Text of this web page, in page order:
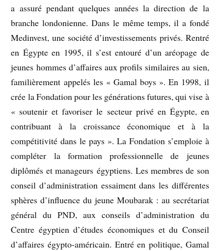
a assuré pendant quelques années la direction de la
branche londonienne. Dans le même temps, il a fondé
Medinvest, une société d’investissements privés. Rentré
en Égypte en 1995, il s’est entouré d’un aréopage de
jeunes hommes d’affaires aux profils similaires au sien,
familièrement appelés les « Gamal boys ». En 1998, il
crée la Fondation pour les générations futures, qui vise à
« soutenir et favoriser le secteur privé en Égypte, en
contribuant à la croissance économique et à la
compétitivité dans le pays ». La Fondation s’emploie à
compléter la formation professionnelle de jeunes
diplômés et manageurs égyptiens. Les membres de son
conseil d’administration essaiment dans les différentes
sphères d’influence du jeune Moubarak : au secrétariat
général du PND, aux conseils d’administration du
Centre égyptien d’études économiques et du Conseil
d’affaires égypto-américain. Entré en politique, Gamal